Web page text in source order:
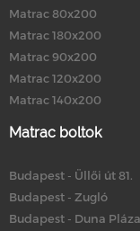
Matrac 80x200
Matrac 180x200
Matrac 90x200
Matrac 120x200
Matrac 140x200
Matrac boltok
Budapest - Üllői út 81.
Budapest - Zugló
Budapest - Duna Pláza